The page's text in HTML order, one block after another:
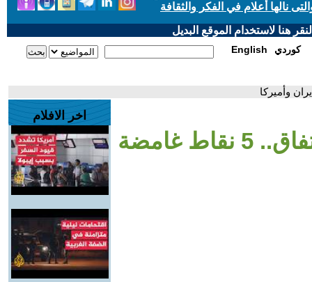
نالها أعلام في الفكر والثقافة
هنا لاستخدام الموقع البديل
English كوردي
- العالم الليلة | رغم الاتفاق.. 5 نقاط غامضة
اخر الافلام